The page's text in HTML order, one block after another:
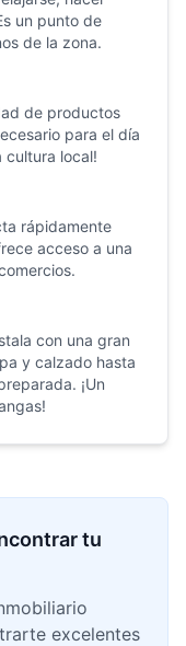
un punto de
de la zona.
de productos
para el día
cultura local!
rápidamente
acceso a una
con una gran
y calzado hasta
¡Un
tu
excelentes